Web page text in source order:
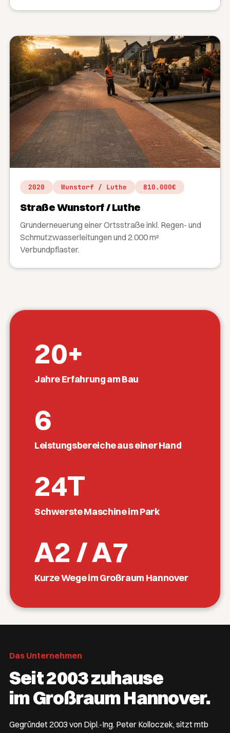
2020 Wunstorf / Luthe 810.000€
Straße Wunstorf / Luthe
Grunderneuerung einer Ortsstraße inkl. Regen- und
Schmutzwasserleitungen und 2.000 m²
Verbundpflaster.
20+
Jahre Erfahrung am Bau
6
Leistungsbereiche aus einer Hand
24T
Schwerste Maschine im Park
A2 / A7
Kurze Wege im Großraum Hannover
Das Unternehmen
Seit 2003 zuhause
im Großraum Hannover.
Gegründet 2003 von Dipl.-Ing. Peter Kolloczek, sitzt mtb